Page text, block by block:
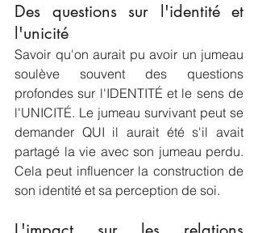
Des questions sur l'identité et
l'unicité
Savoir qu'on aurait pu avoir un jumeau
soulève souvent des questions
profondes sur l'IDENTITÉ et le sens de
l'UNICITÉ. Le jumeau survivant peut se
demander QUI il aurait été s'il avait
partagé la vie avec son jumeau perdu.
Cela peut influencer la construction de
son identité et sa perception de soi.